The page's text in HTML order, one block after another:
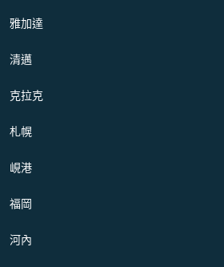
雅加達
清邁
克拉克
札幌
峴港
福岡
河內